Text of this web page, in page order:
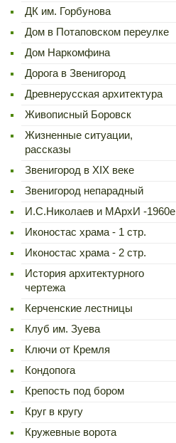
ДК им. Горбунова
Дом в Потаповском переулке
Дом Наркомфина
Дорога в Звенигород
Древнерусская архитектура
Живописный Боровск
Жизненные ситуации,
рассказы
Звенигород в XIX веке
Звенигород непарадный
И.С.Николаев и МАрхИ -1960е
Иконостас храма - 1 стр.
Иконостас храма - 2 стр.
История архитектурного
чертежа
Керченские лестницы
Клуб им. Зуева
Ключи от Кремля
Кондопога
Крепость под бором
Круг в кругу
Кружевные ворота